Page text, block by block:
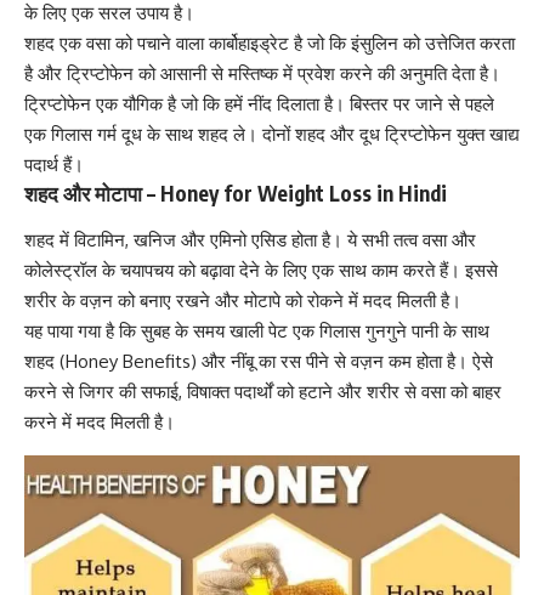
के लिए एक सरल उपाय है।
शहद एक वसा को पचाने वाला कार्बोहाइड्रेट है जो कि इंसुलिन को उत्तेजित करता
है और ट्रिप्टोफेन को आसानी से मस्तिष्क में प्रवेश करने की अनुमति देता है।
ट्रिप्टोफेन एक यौगिक है जो कि हमें नींद दिलाता है। बिस्तर पर जाने से पहले
एक गिलास गर्म दूध के साथ शहदले। दोनों शहद और दूध ट्रिप्टोफेन युक्त खाद्य
पदार्थ हैं।
शहद और मोटापा – Honey for Weight Loss in Hindi
शहद में विटामिन, खनिज और एमिनो एसिड होता है। ये सभी तत्व वसा और
कोलेस्ट्रॉलके चयापचय को बढ़ावा देने के लिए एक साथ काम करते हैं। इससे
शरीर के वज़न को बनाए रखने और मोटापे को रोकने में मदद मिलती है।
यह पाया गया है कि सुबह के समय खाली पेट एक गिलास गुनगुने पानी के साथ
शहद (Honey Benefits) और नींबू का रस पीने सेवज़न कम होता है। ऐसे
करने से जिगर की सफाई, विषाक्त पदार्थों को हटाने और शरीर से वसा को बाहर
करने में मदद मिलती है।